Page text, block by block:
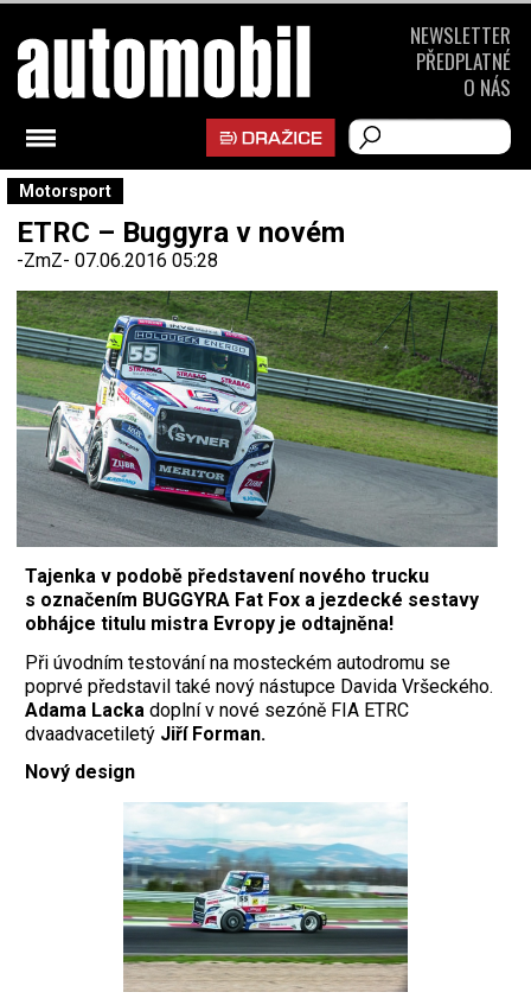
Motorsport
ETRC – Buggyra v novém
-ZmZ- 07.06.2016 05:28
Tajenka v podobě představení nového trucku
s označením BUGGYRA Fat Fox a jezdecké sestavy
obhájce titulu mistra Evropy je odtajněna!
Při úvodním testování na mosteckém autodromu se
poprvé představil také nový nástupce Davida Vršeckého.
Adama Lacka doplní v nové sezóně FIA ETRC
dvaadvacetiletý Jiří Forman.
Nový design
NEWSLETTER
PŘEDPLATNÉ
O NÁS